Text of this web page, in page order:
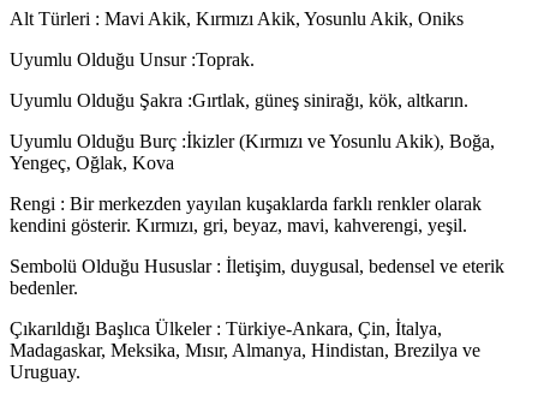
Alt Türleri : Mavi Akik, Kırmızı Akik, Yosunlu Akik, Oniks
Uyumlu Olduğu Unsur :Toprak.
Uyumlu Olduğu Şakra :Gırtlak, güneş sinirağı, kök, altkarın.
Uyumlu Olduğu Burç :İkizler (Kırmızı ve Yosunlu Akik), Boğa,
Yengeç, Oğlak, Kova
Rengi : Bir merkezden yayılan kuşaklarda farklı renkler olarak
kendini gösterir. Kırmızı, gri, beyaz, mavi, kahverengi, yeşil.
Sembolü Olduğu Hususlar : İletişim, duygusal, bedensel ve eterik
bedenler.
Çıkarıldığı Başlıca Ülkeler : Türkiye-Ankara, Çin, İtalya,
Madagaskar, Meksika, Mısır, Almanya, Hindistan, Brezilya ve
Uruguay.